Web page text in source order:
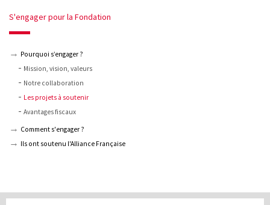
S'engager pour la Fondation
Pourquoi s’engager ?
Mission, vision, valeurs
Notre collaboration
Les projets à soutenir
Avantages fiscaux
Comment s'engager ?
Ils ont soutenu l'Alliance Française